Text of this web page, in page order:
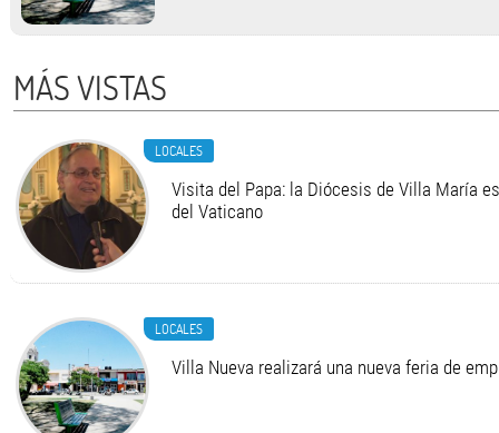
MÁS VISTAS
LOCALES
Visita del Papa: la Diócesis de Villa María
del Vaticano
LOCALES
Villa Nueva realizará una nueva feria de